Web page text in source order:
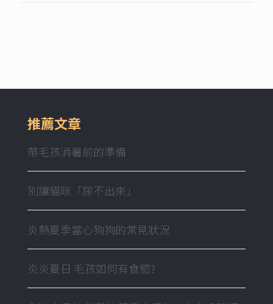
推薦文章
帶毛孩消暑前的準備
別讓貓咪「尿不出來」
炎熱夏季當心狗狗的常見狀況
炎炎夏日 毛孩如何有食慾?